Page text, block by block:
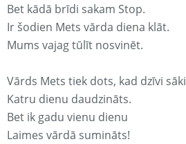
Bet kādā brīdi sakam Stop.
Ir šodien Mets vārda diena klāt.
Mums vajag tūlīt nosvinēt.
Vārds Mets tiek dots, kad dzīvi sāki
Katru dienu daudzināts.
Bet ik gadu vienu dienu
Laimes vārdā sumināts!